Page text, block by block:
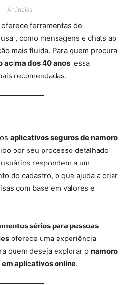
Anúncios
oferece ferramentas de
como mensagens e chats ao
mais fluida. Para quem procura
acima dos 40 anos, essa
recomendadas.
aplicativos seguros de namoro
por seu processo detalhado
respondem a um
do cadastro, o que ajuda a criar
com base em valores e
sérios para pessoas
oferece uma experiência
quem deseja explorar o namoro
aplicativos online.